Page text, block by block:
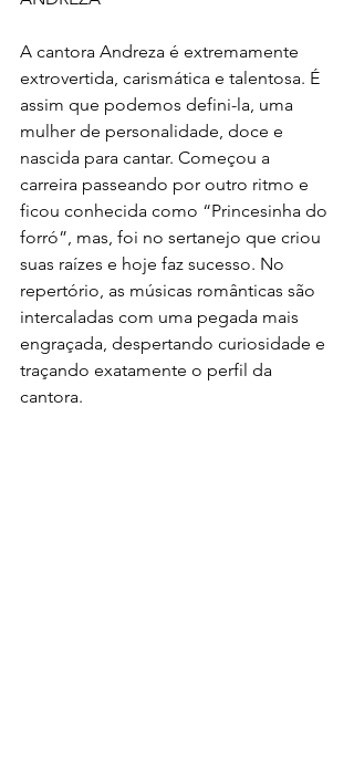
A cantora Andreza é extremamente
extrovertida, carismática e talentosa. É
assim que podemos defini-la, uma
mulher de personalidade, doce e
nascida para cantar. Começou a
carreira passeando por outro ritmo e
ficou conhecida como “Princesinha do
forró”, mas, foi no sertanejo que criou
suas raízes e hoje faz sucesso. No
repertório, as músicas românticas são
intercaladas com uma pegada mais
engraçada, despertando curiosidade e
traçando exatamente o perfil da
cantora.